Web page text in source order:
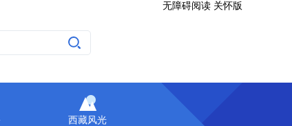
无障碍阅读 关怀版
西藏风光